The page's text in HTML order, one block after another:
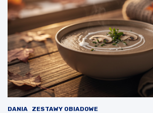
DANIA ZESTAWY OBIADOWE